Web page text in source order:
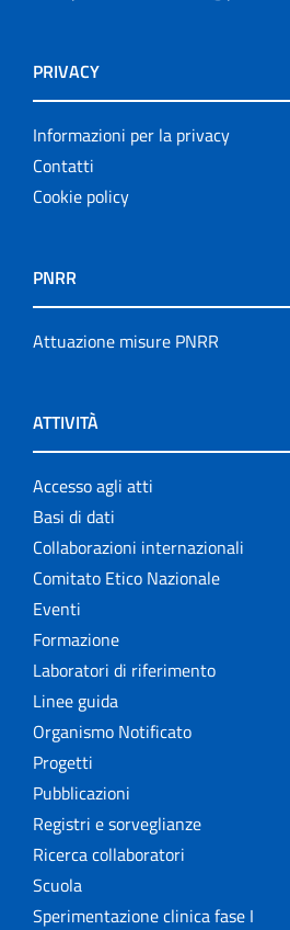
PRIVACY
Informazioni per la privacy
Contatti
Cookie policy
PNRR
Attuazione misure PNRR
ATTIVITÀ
Accesso agli atti
Basi di dati
Collaborazioni internazionali
Comitato Etico Nazionale
Eventi
Formazione
Laboratori di riferimento
Linee guida
Organismo Notificato
Progetti
Pubblicazioni
Registri e sorveglianze
Ricerca collaboratori
Scuola
Sperimentazione clinica fase I